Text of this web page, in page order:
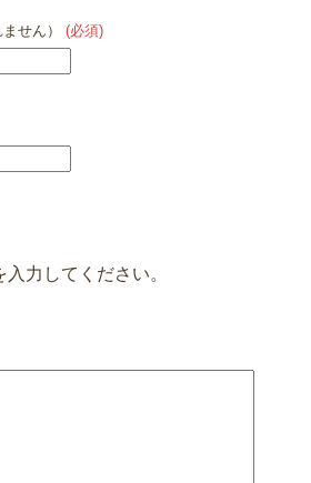
せん） (必須)
入力してください。